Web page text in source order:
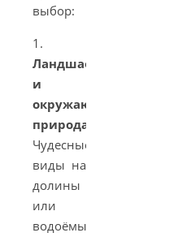
выбор:
1.
Ландшафт
и
окружающая
природа
Чудесные
виды на
долины
или
водоёмы